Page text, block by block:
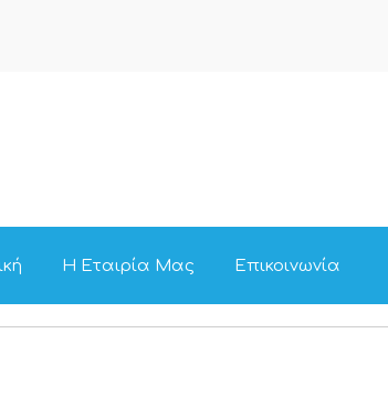
Η Εταιρία Μας Επικοινωνία